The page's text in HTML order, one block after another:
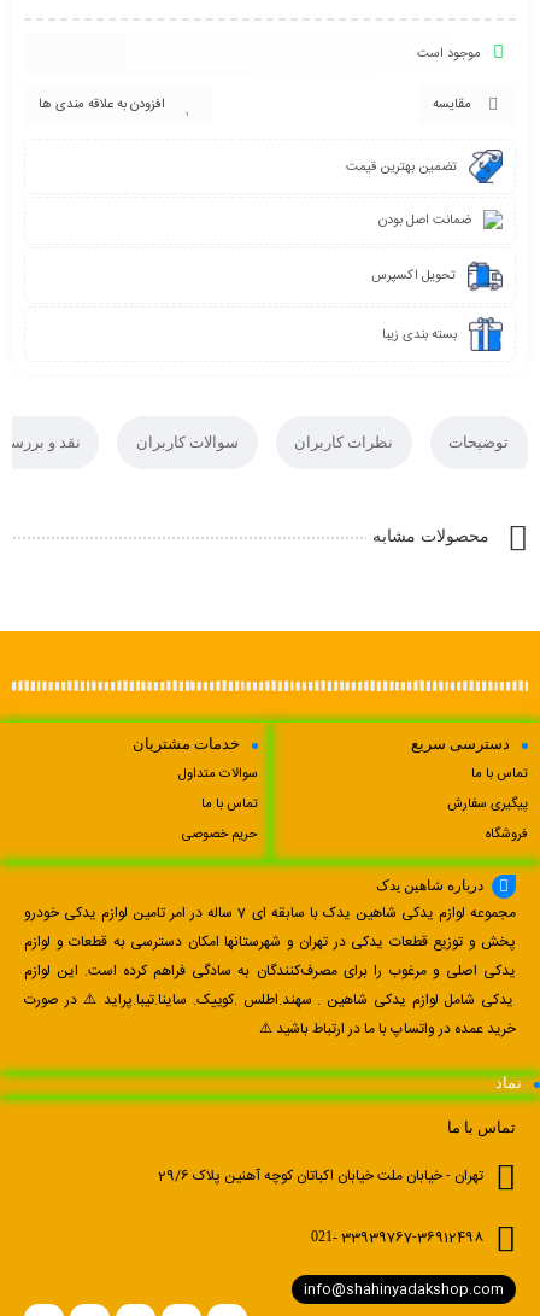
موجود است
مقایسه افزودن به علاقه مندی ها
تضمین بهترین قیمت
ضمانت اصل بودن
تحویل اکسپرس
بسته بندی زیبا
توضیحات نظرات کاربران سوالات کاربران نقد و
محصولات مشابه
دسترسی سریع
تماس با ما
پیگیری سفارش
فروشگاه
خدمات مشتریان
سوالات متداول
تماس با ما
حریم خصوصی
درباره شاهین یدک
مجموعه لوازم یدکی شاهین یدک با سابقه ای 7 ساله در امر تامین لوازم یدکی خودرو
پخش و توزیع قطعات یدکی در تهران و شهرستانها امکان دسترسی به قطعات و لوازم
یدکی اصلی و مرغوب را برای مصرف‌کنندگان به سادگی فراهم کرده است. این لوازم
یدکی شامل لوازم یدکی شاهین . سهند.اطلس .کوییک. ساینا.تیبا.پراید ⚠️ در صورت
خرید عمده در واتساپ با ما در ارتباط باشید ⚠️
نماد
تماس با ما
تهران - خیابان ملت خیابان اکباتان کوچه آهنین پلاک 29/6
021- 33939767-36912498
info@shahinyadakshop.com